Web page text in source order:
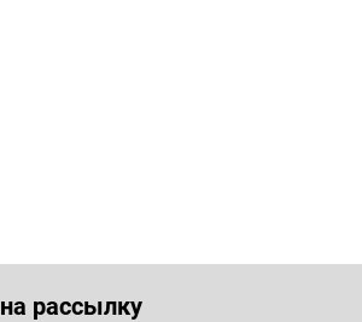
рассылку